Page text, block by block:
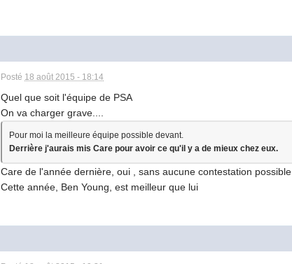
Posté 18 août 2015 - 18:14
Quel que soit l'équipe de PSA
On va charger grave....
Pour moi la meilleure équipe possible devant.
Derrière j'aurais mis Care pour avoir ce qu'il y a de mieux chez eux.
Care de l'année dernière, oui , sans aucune contestation possible
Cette année, Ben Young, est meilleur que lui